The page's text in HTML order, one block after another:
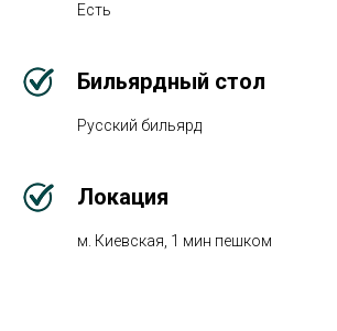
Есть
Бильярдный стол
Русский бильярд
Локация
м. Киевская, 1 мин пешком